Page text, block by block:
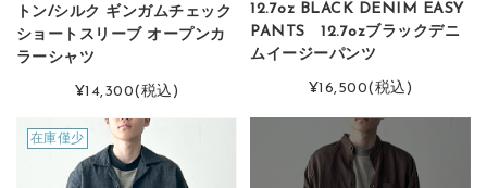
トン/シルク ギンガムチェック
ショートスリーブ オープンカ
ラーシャツ
¥14,300(税込)
12.7oz BLACK DENIM EASY
PANTS 12.7ozブラックデニ
ムイージーパンツ
¥16,500(税込)
在庫僅少